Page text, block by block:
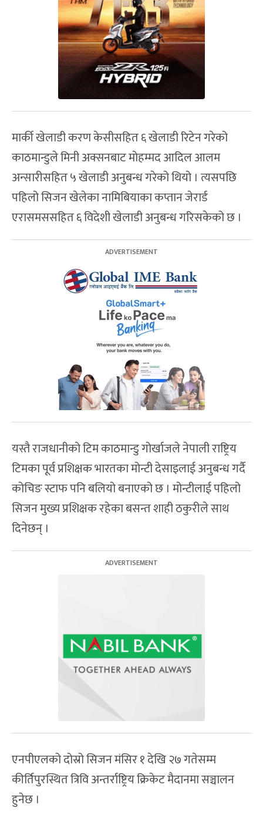
मार्की खेलाडी करण केसीसहित ६ खेलाडी रिटेन गरेको
काठमान्डुले मिनी अक्सनबाट मोहम्मद आदिल आलम
अन्सारीसहित ५ खेलाडी अनुबन्ध गरेको थियो । त्यसपछि
पहिलो सिजन खेलेका नामिबियाका कप्तान जेरार्ड
एरासमससहित ६ विदेशी खेलाडी अनुबन्ध गरिसकेको छ ।
यस्तै राजधानीको टिम काठमान्डु गोर्खाजले नेपाली राष्ट्रिय
टिमका पूर्व प्रशिक्षक भारतका मोन्टी देसाइलाई अनुबन्ध गर्दै
कोचिङ स्टाफ पनि बलियो बनाएको छ । मोन्टीलाई पहिलो
सिजन मुख्य प्रशिक्षक रहेका बसन्त शाही ठकुरीले साथ
दिनेछन् ।
एनपीएलको दोस्रो सिजन मंसिर १ देखि २७ गतेसम्म
कीर्तिपुरस्थित त्रिवि अन्तर्राष्ट्रिय क्रिकेट मैदानमा सञ्चालन
हुनेछ ।